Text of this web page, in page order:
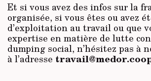
Et si vous avez des infos sur la
organisée, si vous êtes ou avez
d’exploitation au travail ou que
expertise en matière de lutte
dumping social, n’hésitez pas à
à l’adresse